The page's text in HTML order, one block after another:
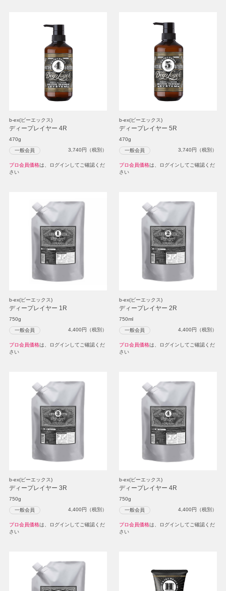
b-ex(ビーエックス)
ディープレイヤー 4R
470g
一般会員 3,740円（税別）
プロ会員価格は、ログインしてご確認くだ
さい
b-ex(ビーエックス)
ディープレイヤー 5R
470g
一般会員 3,740円（税別）
プロ会員価格は、ログインしてご確認くだ
さい
b-ex(ビーエックス)
ディープレイヤー 1R
750g
一般会員 4,400円（税別）
プロ会員価格は、ログインしてご確認くだ
さい
b-ex(ビーエックス)
ディープレイヤー 2R
750ml
一般会員 4,400円（税別）
プロ会員価格は、ログインしてご確認くだ
さい
b-ex(ビーエックス)
ディープレイヤー 3R
750g
一般会員 4,400円（税別）
プロ会員価格は、ログインしてご確認くだ
さい
b-ex(ビーエックス)
ディープレイヤー 4R
750g
一般会員 4,400円（税別）
プロ会員価格は、ログインしてご確認くだ
さい